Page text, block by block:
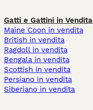
Gatti e Gattini in Vendita
Maine Coon in vendita
British in vendita
Ragdoll in vendita
Bengala in vendita
Scottish in vendita
Persiano in vendita
Siberiano in vendita